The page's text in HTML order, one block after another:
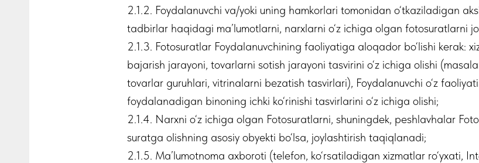
2.1.2. Foydalanuvchi va/yoki uning hamkorlari tomonidan o‘tkaziladigan
tadbirlar haqidagi ma’lumotlarni, narxlarni o‘z ichiga olgan fotosuratlarni
2.1.3. Fotosuratlar Foydalanuvchining faoliyatiga aloqador bo‘lishi kerak:
bajarish jarayoni, tovarlarni sotish jarayoni tasvirini o‘z ichiga olishi
tovarlar guruhlari, vitrinalarni bezatish tasvirlari), Foydalanuvchi o‘z
foydalanadigan binoning ichki ko‘rinishi tasvirlarini o‘z ichiga olishi;
2.1.4. Narxni o‘z ichiga olgan Fotosuratlarni, shuningdek, peshlavhalar
suratga olishning asosiy obyekti bo‘lsa, joylashtirish taqiqlanadi;
2.1.5. Ma’lumotnoma axboroti (telefon, ko‘rsatiladigan xizmatlar ro‘yxati,